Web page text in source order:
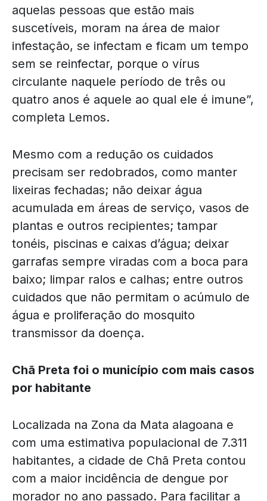
aquelas pessoas que estão mais
suscetíveis, moram na área de maior
infestação, se infectam e ficam um tempo
sem se reinfectar, porque o vírus
circulante naquele período de três ou
quatro anos é aquele ao qual ele é imune”,
completa Lemos.
Mesmo com a redução os cuidados
precisam ser redobrados, como manter
lixeiras fechadas; não deixar água
acumulada em áreas de serviço, vasos de
plantas e outros recipientes; tampar
tonéis, piscinas e caixas d’água; deixar
garrafas sempre viradas com a boca para
baixo; limpar ralos e calhas; entre outros
cuidados que não permitam o acúmulo de
água e proliferação do mosquito
transmissor da doença.
Chã Preta foi o município com mais casos
por habitante
Localizada na Zona da Mata alagoana e
com uma estimativa populacional de 7.311
habitantes, a cidade de Chã Preta contou
com a maior incidência de dengue por
morador no ano passado. Para facilitar a